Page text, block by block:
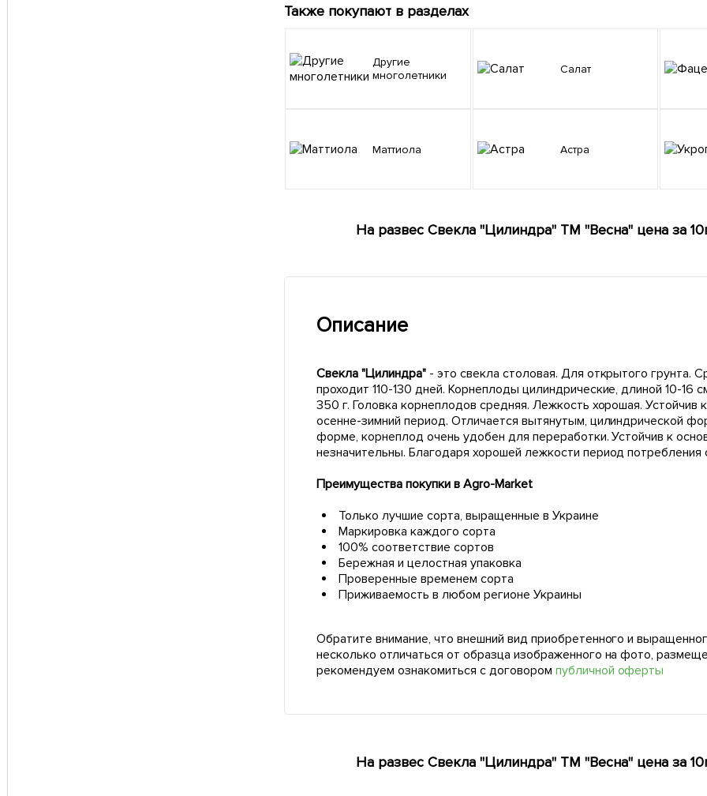
Также покупают в разделах
Другие
многолетники
Маттиола
Салат
Астра
На развес Свекла "Цилиндра" ТМ "Весна" цена за
Описание
Свекла "Цилиндра"- это свекла столовая. Для открытого грунта.
проходит 110-130 дней. Корнеплоды цилиндрические, длиной 10-
350 г. Головка корнеплодов средняя. Лежкость хорошая.
осенне-зимний период. Отличается вытянутым, цилиндрической
форме, корнеплод очень удобен для переработки. Устойчив к
незначительны. Благодаря хорошей лежкости период потребления
Преимущества покупки в Agro-Market
Только лучшие сорта, выращенные в Украине
Маркировка каждого сорта
100% соответствие сортов
Бережная и целостная упаковка
Проверенные временем сорта
Приживаемость в любом регионе Украины
Обратите внимание, что внешний вид приобретенного и
несколько отличаться от образца изображенного на фото,
рекомендуем ознакомиться с договором публичной оферты
На развес Свекла "Цилиндра" ТМ "Весна" цена за